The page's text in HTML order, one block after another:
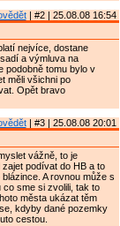
| #2 | 25.08.08 16:54
nejvíce, dostane
a výmluva na
podobně tomu bylo v
měli všichni po
Opět bravo
| #3 | 25.08.08 20:01
vážně, to je
podívat do HB a to
A rovnou může s
sme si zvolili, tak to
města ukázat těm
kdyby dané pozemky
cestou.